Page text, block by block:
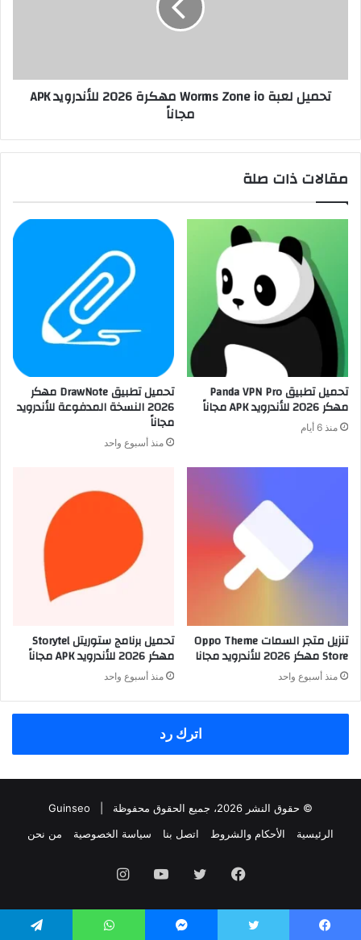
تحميل لعبة Worms Zone io مهكرة 2026 للأندرويد APK
مجاناً
مقالات ذات صلة
تحميل تطبيق Panda VPN Pro
مهكر 2026 للأندرويد APK مجاناً
منذ 6 أيام
تحميل تطبيق DrawNote مهكر
2026 النسخة المدفوعة للأندرويد
مجاناً
منذ أسبوع واحد
تنزيل متجر السمات Oppo Theme
Store مهكر 2026 للأندرويد مجانا
منذ أسبوع واحد
تحميل برنامج ستوريتل Storytel
مهكر 2026 للأندرويد APK مجاناً
منذ أسبوع واحد
اترك رد
© حقوق النشر 2026، جميع الحقوق محفوظة |
Guinseo
الرئيسية
الأحكام والشروط اتصل بنا سياسة الخصوصية من نحن
فيسبوك تويتر يوتيوبانستقرام